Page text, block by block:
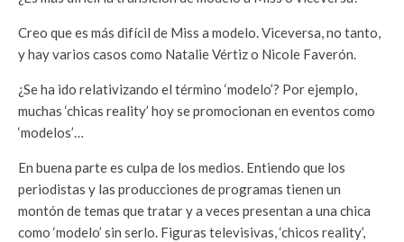
Creo que es más difícil de Miss a modelo. Viceversa, no tanto,
y hay varios casos como Natalie Vértiz o Nicole Faverón.
¿Se ha ido relativizando el término ‘modelo’? Por ejemplo,
muchas ‘chicas reality’ hoy se promocionan en eventos como
‘modelos’…
En buena parte es culpa de los medios. Entiendo que los
periodistas y las producciones de programas tienen un
montón de temas que tratar y a veces presentan a una chica
como ‘modelo’ sin serlo. Figuras televisivas, ‘chicos reality’,